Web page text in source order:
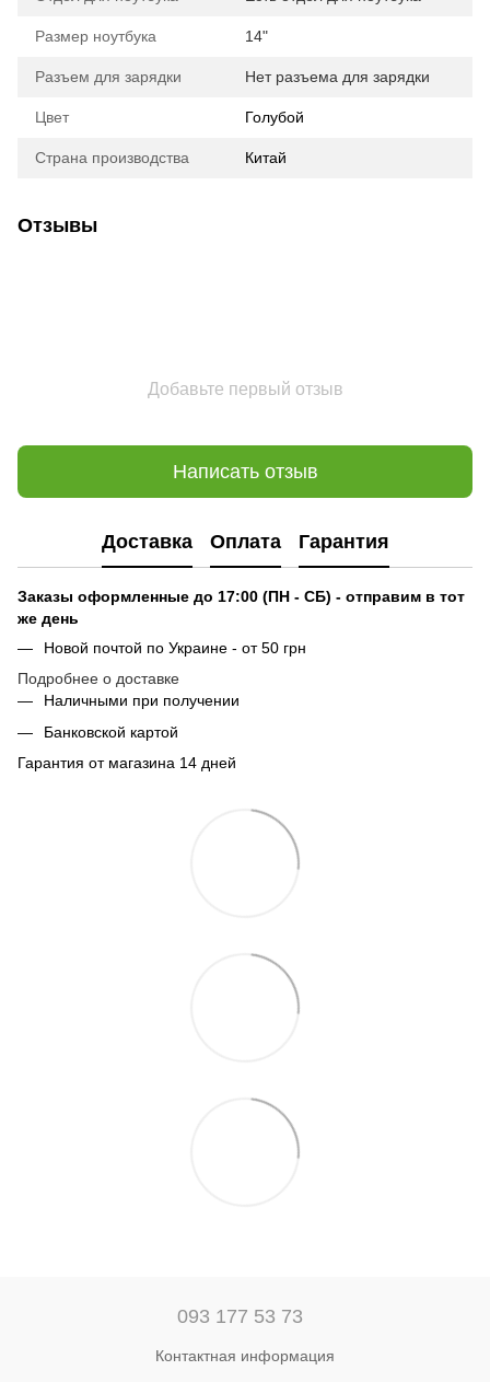
Размер ноутбука 14"
Разъем для зарядки Нет разъема для зарядки
Цвет Голубой
Страна производства Китай
Отзывы
Добавьте первый отзыв
Написать отзыв
Доставка Оплата Гарантия
Заказы оформленные до 17:00 (ПН - СБ) - отправим в тот
же день
Новой почтой по Украине - от 50 грн
Подробнее о доставке
Наличными при получении
Банковской картой
Гарантия от магазина 14 дней
093 177 53 73
Контактная информация